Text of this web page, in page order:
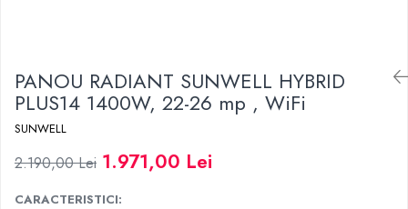
PANOU RADIANT SUNWELL HYBRID
PLUS14 1400W, 22-26 mp , WiFi
SUNWELL
2.190,00 Lei 1.971,00 Lei
CARACTERISTICI: